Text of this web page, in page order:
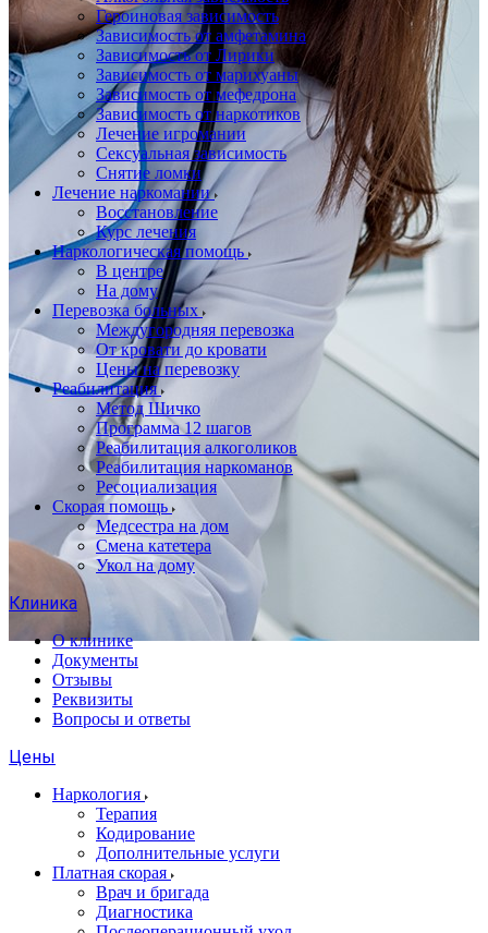
Героиновая зависимость
Зависимость от амфетамина
Зависимость от Лирики
Зависимость от марихуаны
Зависимость от мефедрона
Зависимость от наркотиков
Лечение игромании
Сексуальная зависимость
Снятие ломки
Лечение наркомании
Восстановление
Курс лечения
Наркологическая помощь
В центре
На дому
Перевозка больных
Междугородняя перевозка
От кровати до кровати
Цены на перевозку
Реабилитация
Метод Шичко
Программа 12 шагов
Реабилитация алкоголиков
Реабилитация наркоманов
Ресоциализация
Скорая помощь
Медсестра на дом
Смена катетера
Укол на дому
Клиника
О клинике
Документы
Отзывы
Реквизиты
Вопросы и ответы
Цены
Наркология
Терапия
Кодирование
Дополнительные услуги
Платная скорая
Врач и бригада
Диагностика